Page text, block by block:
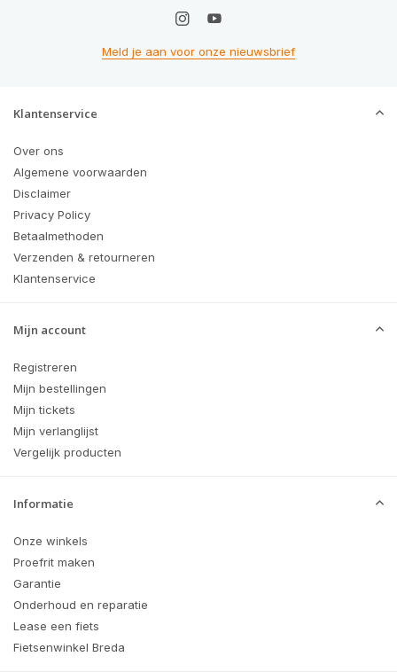
Meld je aan voor onze nieuwsbrief
Klantenservice
Over ons
Algemene voorwaarden
Disclaimer
Privacy Policy
Betaalmethoden
Verzenden & retourneren
Klantenservice
Mijn account
Registreren
Mijn bestellingen
Mijn tickets
Mijn verlanglijst
Vergelijk producten
Informatie
Onze winkels
Proefrit maken
Garantie
Onderhoud en reparatie
Lease een fiets
Fietsenwinkel Breda